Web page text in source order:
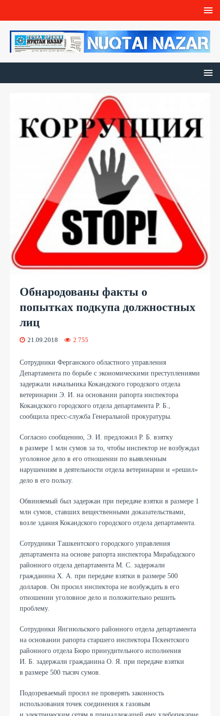
Обнародованы факты о
попытках подкупа должностных
лиц
21.09.2018 2 755
Сотрудники Ферганского областного управления
Департамента по борьбе с экономическими преступлениями
задержали начальника Кокандского городского отдела
ветеринарии Э. И. на основании рапорта инспектора
Кокандского городского отдела департамента Р. Б.,
сообщила пресс-служба Генеральной прокуратуры.
Согласно сообщению, Э. И. предложил Р. Б. взятку
в размере 1 млн сумов за то, чтобы инспектор не возбуждал
уголовное дело в его отношении по выявленным
нарушениям в деятельности отдела ветеринарии и «решил»
дело в его пользу.
Обвиняемый был задержан при передаче взятки в размере 1
млн сумов, ставших вещественными доказательствами,
возле здания Кокандского городского отдела департамента.
Сотрудники Ташкентского городского управления
департамента на основе рапорта инспектора Мирабадского
районного отдела департамента М. С. задержали
гражданина Х. А. при передаче взятки в размере 500
долларов. Он просил инспектора не возбуждать в его
отношении уголовное дело и положительно решить
проблему.
Сотрудники Янгиюльского районного отдела департамента
на основании рапорта старшего инспектора Пскентского
районного отдела Бюро принудительного исполнения
И. Б. задержали гражданина О. Я. при передаче взятки
в размере 500 тысяч сумов.
Подозреваемый просил не проверять законность
использования точек соединения к газовым